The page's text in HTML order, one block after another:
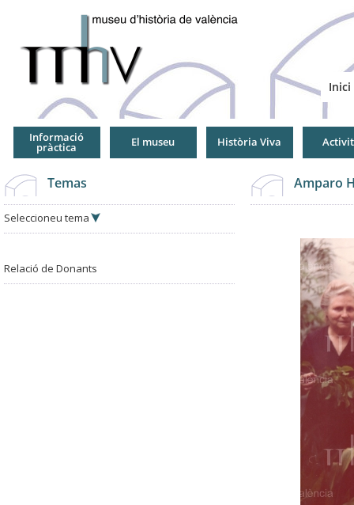
Inici
Informació
pràctica El museu Història Viva
Temas
Seleccioneu tema
Relació de Donants
Amparo